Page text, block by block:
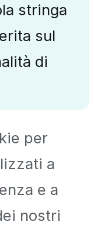
stringa
sul
di
per
a
e a
nostri